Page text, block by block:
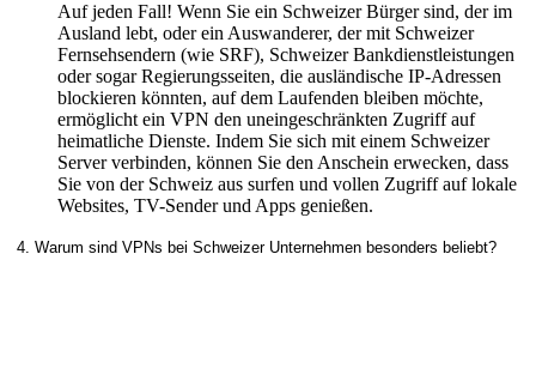
Auf jeden Fall! Wenn Sie ein Schweizer Bürger sind, der im
Ausland lebt, oder ein Auswanderer, der mit Schweizer
Fernsehsendern (wie SRF), Schweizer Bankdienstleistungen
oder sogar Regierungsseiten, die ausländische IP-Adressen
blockieren könnten, auf dem Laufenden bleiben möchte,
ermöglicht ein VPN den uneingeschränkten Zugriff auf
heimatliche Dienste. Indem Sie sich mit einem Schweizer
Server verbinden, können Sie den Anschein erwecken, dass
Sie von der Schweiz aus surfen und vollen Zugriff auf lokale
Websites, TV-Sender und Apps genießen.
4. Warum sind VPNs bei Schweizer Unternehmen besonders beliebt?